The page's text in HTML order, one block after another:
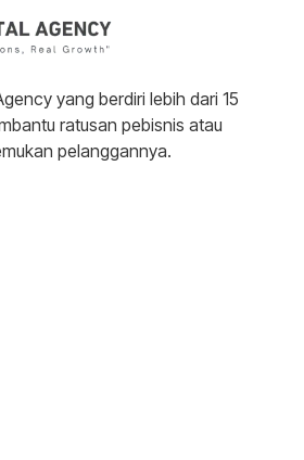
yang berdiri lebih dari 15
ratusan pebisnis atau
pelanggannya.